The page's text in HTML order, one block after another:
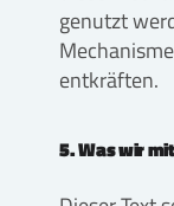
genutzt
entkräften.
5. Was wir